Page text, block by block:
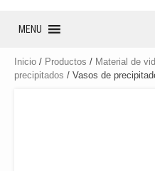
MENU
Inicio / Productos / Material de
precipitados / Vasos de